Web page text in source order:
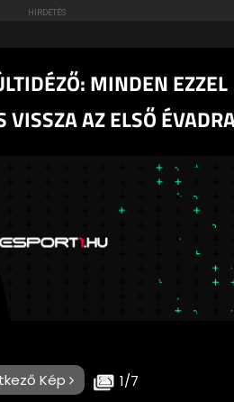
MINDEN EZZEL
VISSZA AZ ELSŐ
1/7
Kép